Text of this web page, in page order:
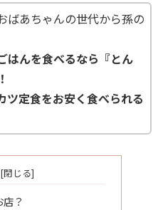
ばあちゃんの世代から孫の
はんを食べるなら『とん
ツ定食をお安く食べられる
？